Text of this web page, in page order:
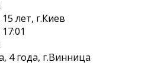
лет, г.Киев
4 года, г.Винница